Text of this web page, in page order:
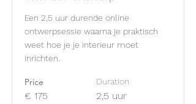
Een 2,5 uur durende online
ontwerpsessie waarna je praktisch
weet hoe je je interieur moet
inrichten.
Price
€ 175
Duration
2,5 uur